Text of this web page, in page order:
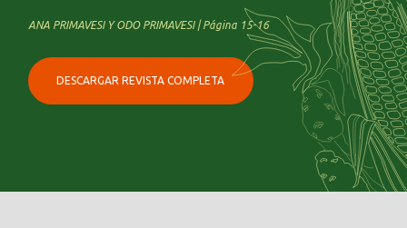
ANA PRIMAVESI Y ODO PRIMAVESI | Página 15-16
DESCARGAR REVISTA COMPLETA